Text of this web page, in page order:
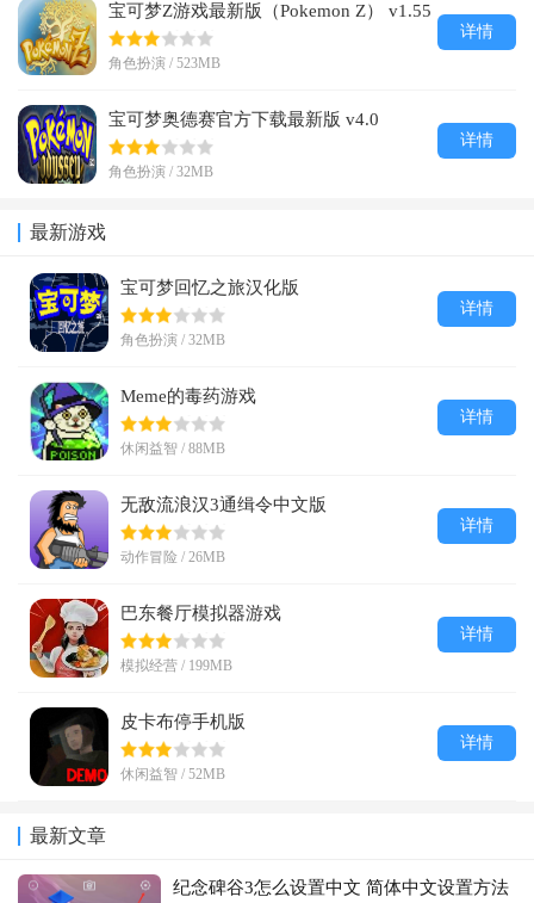
宝可梦Z游戏最新版（Pokemon Z） v1.55
角色扮演 / 523MB
详情
宝可梦奥德赛官方下载最新版 v4.0
角色扮演 / 32MB
详情
最新游戏
宝可梦回忆之旅汉化版
角色扮演 / 32MB
详情
Meme的毒药游戏
休闲益智 / 88MB
详情
无敌流浪汉3通缉令中文版
动作冒险 / 26MB
详情
巴东餐厅模拟器游戏
模拟经营 / 199MB
详情
皮卡布停手机版
休闲益智 / 52MB
详情
最新文章
纪念碑谷3怎么设置中文 简体中文设置方法